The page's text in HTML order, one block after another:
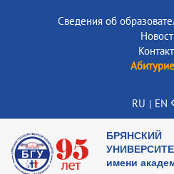
Сведения об
RU | EN
имени